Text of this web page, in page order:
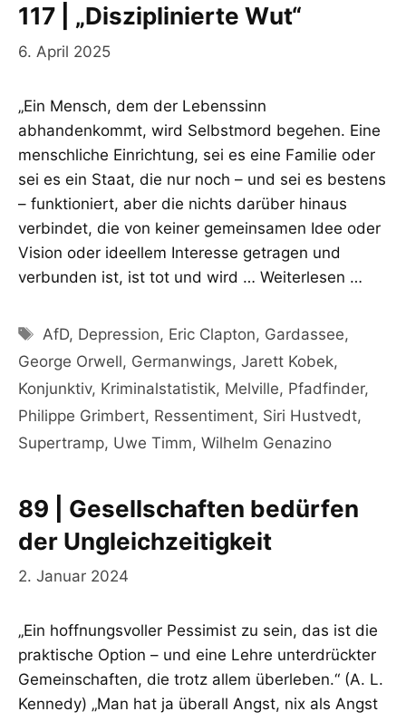
117 | „Disziplinierte Wut“
6. April 2025
„Ein Mensch, dem der Lebenssinn
abhandenkommt, wird Selbstmord begehen. Eine
menschliche Einrichtung, sei es eine Familie oder
sei es ein Staat, die nur noch – und sei es bestens
– funktioniert, aber die nichts darüber hinaus
verbindet, die von keiner gemeinsamen Idee oder
Vision oder ideellem Interesse getragen und
verbunden ist, ist tot und wird … Weiterlesen …
Schlagwörter
AfD, Depression, Eric Clapton, Gardassee,
George Orwell, Germanwings, Jarett Kobek,
Konjunktiv, Kriminalstatistik, Melville, Pfadfinder,
Philippe Grimbert, Ressentiment, Siri Hustvedt,
Supertramp, Uwe Timm, Wilhelm Genazino
89 | Gesellschaften bedürfen
der Ungleichzeitigkeit
2. Januar 2024
„Ein hoffnungsvoller Pessimist zu sein, das ist die
praktische Option – und eine Lehre unterdrückter
Gemeinschaften, die trotz allem überleben.“ (A. L.
Kennedy) „Man hat ja überall Angst, nix als Angst